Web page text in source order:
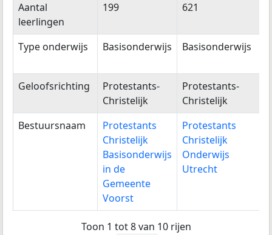
Aantal
leerlingen
199 621
Type onderwijs Basisonderwijs Basisonderwijs
Geloofsrichting
Protestants-
Christelijk
Protestants-
Christelijk
Bestuursnaam
Protestants
Christelijk
Basisonderwijs
in de
Gemeente
Voorst
Protestants
Christelijk
Onderwijs
Utrecht
Toon 1 tot 8 van 10 rijen